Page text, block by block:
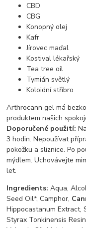
CBD
CBG
Konopný olej
Kafr
Jírovec maďal
Kostival lékařský
Tea tree oil
Tymián světlý
Koloidní stříbro
Arthrocann gel má
produktem našich
Doporučené použití:
3 hodin. Nepoužívat
pokožku a sliznice. Po
mýdlem. Uchovávejte
let.
Ingredients: Aqua,
Seed Oil*, Camphor,
Hippocastanum Extract,
Styrax Tonkinensis